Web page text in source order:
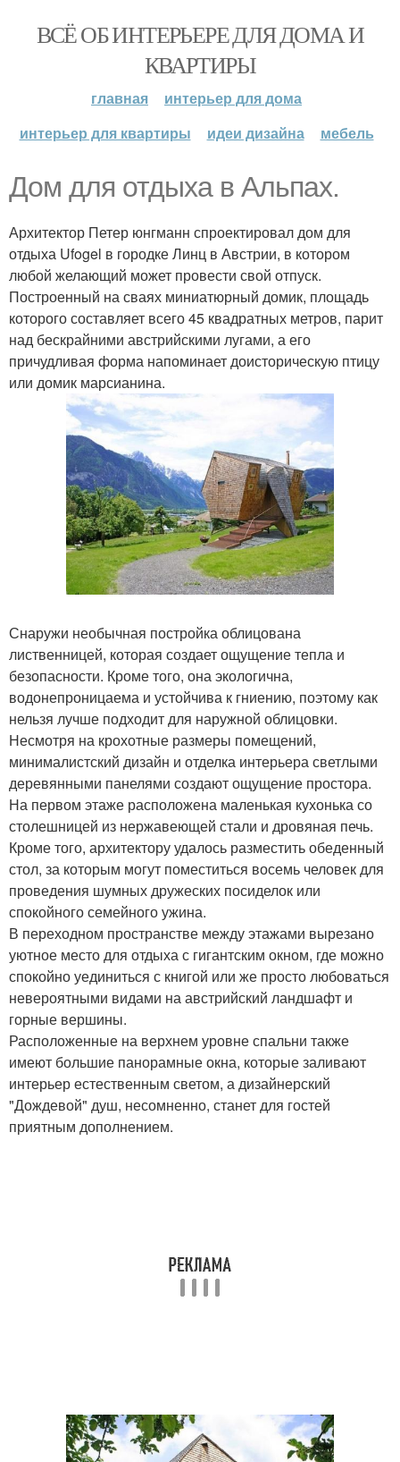
ВСЁ ОБ ИНТЕРЬЕРЕ ДЛЯ ДОМА И
КВАРТИРЫ
главная
интерьер для дома
интерьер для квартиры
идеи дизайна мебель
Дом для отдыха в Альпах.
Архитектор Петер юнгманн спроектировал дом для
отдыха Ufogel в городке Линц в Австрии, в котором
любой желающий может провести свой отпуск.
Построенный на сваях миниатюрный домик, площадь
которого составляет всего 45 квадратных метров, парит
над бескрайними австрийскими лугами, а его
причудливая форма напоминает доисторическую птицу
или домик марсианина.
Снаружи необычная постройка облицована
лиственницей, которая создает ощущение тепла и
безопасности. Кроме того, она экологична,
водонепроницаема и устойчива к гниению, поэтому как
нельзя лучше подходит для наружной облицовки.
Несмотря на крохотные размеры помещений,
минималистский дизайн и отделка интерьера светлыми
деревянными панелями создают ощущение простора.
На первом этаже расположена маленькая кухонька со
столешницей из нержавеющей стали и дровяная печь.
Кроме того, архитектору удалось разместить обеденный
стол, за которым могут поместиться восемь человек для
проведения шумных дружеских посиделок или
спокойного семейного ужина.
В переходном пространстве между этажами вырезано
уютное место для отдыха с гигантским окном, где можно
спокойно уединиться с книгой или же просто любоваться
невероятными видами на австрийский ландшафт и
горные вершины.
Расположенные на верхнем уровне спальни также
имеют большие панорамные окна, которые заливают
интерьер естественным светом, а дизайнерский
"Дождевой" душ, несомненно, станет для гостей
приятным дополнением.